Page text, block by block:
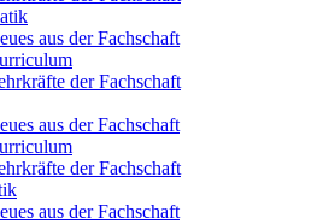
aus der Fachschaft
der Fachschaft
aus der Fachschaft
der Fachschaft
aus der Fachschaft